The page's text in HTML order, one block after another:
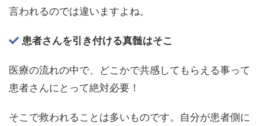
言われるのでは違いますよね。
患者さんを引き付ける真髄はそこ
医療の流れの中で、どこかで共感してもらえる事って
患者さんにとって絶対必要！
そこで救われることは多いものです。自分が患者側に